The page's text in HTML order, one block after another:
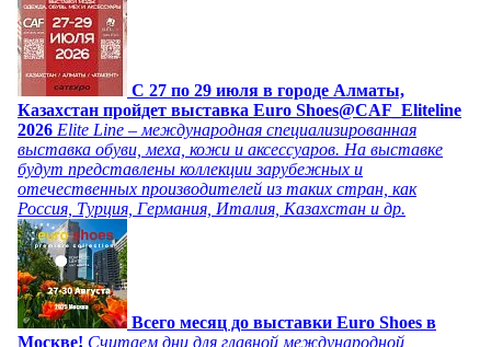
C 27 по 29 июля в городе Алматы,
Казахстан пройдет выставка Euro Shoes@CAF_Eliteline
2026 Elite Line – международная специализированная
выставка обуви, меха, кожи и аксессуаров. На выставке
будут представлены коллекции зарубежных и
отечественных производителей из таких стран, как
Россия, Турция, Германия, Италия, Казахстан и др.
Всего месяц до выставки Euro Shoes в
Москве! Считаем дни для главной международной